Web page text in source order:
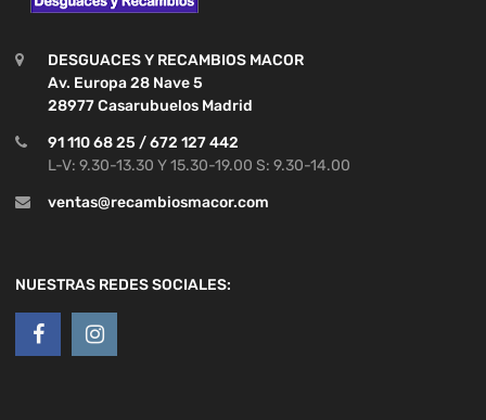
DESGUACES Y RECAMBIOS MACOR
Av. Europa 28 Nave 5
28977 Casarubuelos Madrid
91 110 68 25 / 672 127 442
L-V: 9.30-13.30 Y 15.30-19.00 S: 9.30-14.00
ventas@recambiosmacor.com
NUESTRAS REDES SOCIALES: